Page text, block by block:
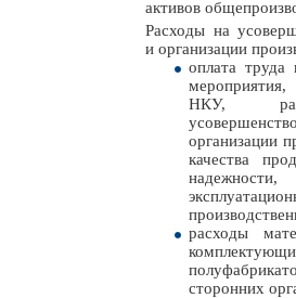
активов
Расходы на
и организации
оплата труда
НКУ,
организации
качества
надежности,
расходы
сторонних